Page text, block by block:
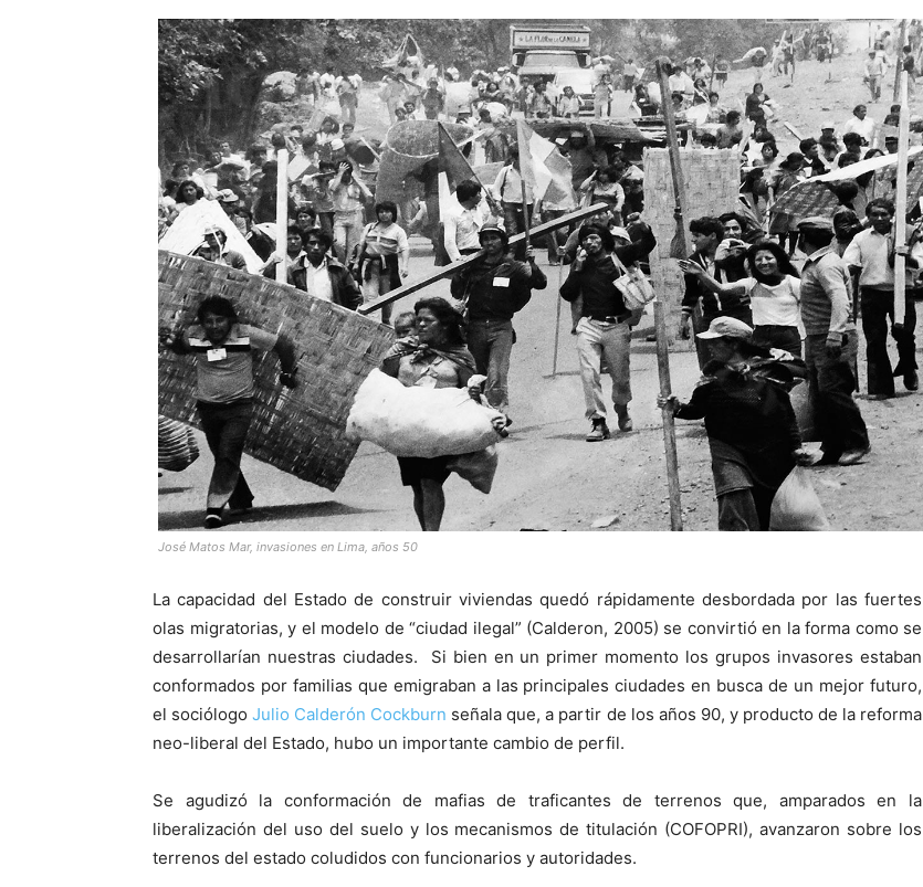
José Matos Mar, invasiones en Lima, años 50
La capacidad del Estado de construir viviendas quedó rápidamente desbordada por las fuertes
olas migratorias, y el modelo de “ciudad ilegal” (Calderon, 2005) se convirtió en la forma como se
desarrollarían nuestras ciudades. Si bien en un primer momento los grupos invasores estaban
conformados por familias que emigraban a las principales ciudades en busca de un mejor futuro,
el sociólogoJulio Calderón Cockburn señala que, a partir de los años 90, y producto de la reforma
neo-liberal del Estado, hubo un importante cambio de perfil.
Se agudizó la conformación de mafias de traficantes de terrenos que, amparados en la
liberalización del uso del suelo y los mecanismos de titulación (COFOPRI), avanzaron sobre los
terrenos del estado coludidos con funcionarios y autoridades.